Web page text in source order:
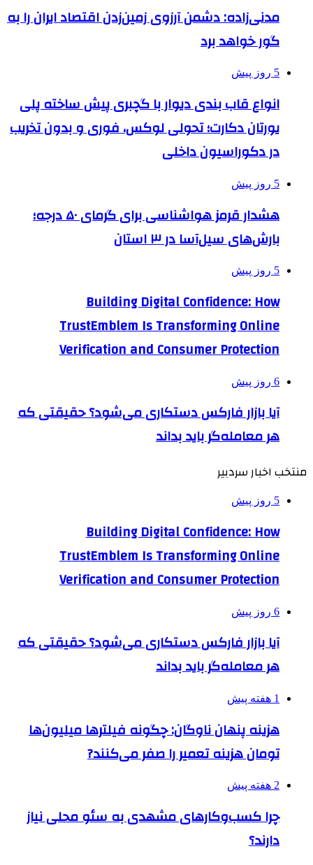
مدنی‌زاده: دشمن آرزوی زمین‌زدن اقتصاد ایران را به
گور خواهد برد
5 روز پیش
انواع قاب بندی دیوار با گچبری پیش ساخته پلی
یورتان دکارت؛ تحولی لوکس، فوری و بدون تخریب
در دکوراسیون داخلی
5 روز پیش
هشدار قرمز هواشناسی برای گرمای ۵۰ درجه؛
بارش‌های سیل‌آسا در ۳ استان
5 روز پیش
Building Digital Confidence: How
TrustEmblem Is Transforming Online
Verification and Consumer Protection
6 روز پیش
آیا بازار فارکس دستکاری می‌شود؟ حقیقتی که
هر معامله‌گر باید بداند
منتخب اخبار سردبیر
5 روز پیش
Building Digital Confidence: How
TrustEmblem Is Transforming Online
Verification and Consumer Protection
6 روز پیش
آیا بازار فارکس دستکاری می‌شود؟ حقیقتی که
هر معامله‌گر باید بداند
1 هفته پیش
هزینه پنهان ناوگان: چگونه فیلترها میلیون‌ها
تومان هزینه تعمیر را صفر می‌کنند?
2 هفته پیش
چرا کسب‌وکارهای مشهدی به سئو محلی نیاز
دارند؟